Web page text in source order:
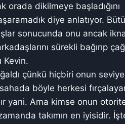
dikilmeye başladığını
diye anlatıyor.
sonucunda onu ancak
sürekli bağırıp
Kevin.
çünkü hiçbiri onun
böyle herkesi
yani. Ama kimse onun
takımın en iyisidir.